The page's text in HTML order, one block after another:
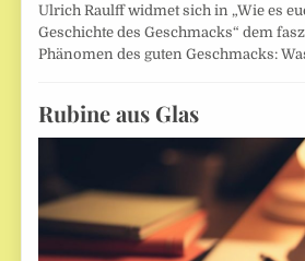
Ulrich Raulff widmet sich in „Wie es
Geschichte des Geschmacks“ dem
Phänomen des guten Geschmacks:
Rubine aus Glas